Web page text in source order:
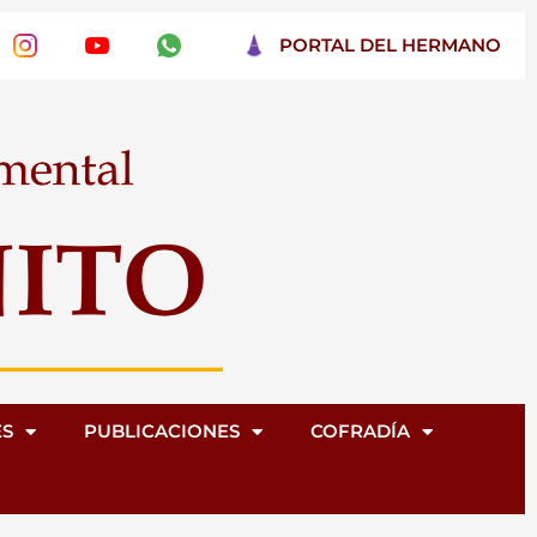
PORTAL DEL HERMANO
PUBLICACIONES COFRADÍA